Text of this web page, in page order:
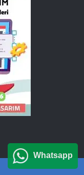
Whatsapp